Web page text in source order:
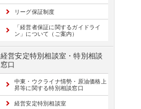
リーグ保証制度
「経営者保証に関するガイドライ
ン」について（ご案内）
経営安定特別相談室・特別相談
窓口
中東・ウクライナ情勢・原油価格上
昇等に関する特別相談窓口
経営安定特別相談室